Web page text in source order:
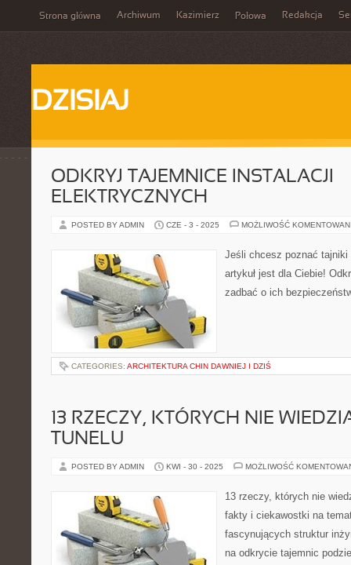
Strona główna Archiwum Kazimierz Połowa Redakcja
DZISIAJ
ODKRYJ TAJEMNICE INSTALACJI
ELEKTRYCZNYCH
POSTED BY ADMIN CZE - 3 - 2025 MOŻLIWOŚĆ
Jeśli chcesz poznać
artykuł jest dla Ciebie!
zadbać o ich
CATEGORIES: ARCHITEKTURA CHIN DAWNIEJ I DZIŚ
13 RZECZY, KTÓRYCH NIE
TUNELU
POSTED BY ADMIN KWI - 30 - 2025 MOŻLIWOŚĆ
13 rzeczy, których nie
fakty i ciekawostki na
fascynujących struktur
na odkrycie tajemnic